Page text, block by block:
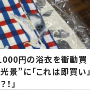
1000円の浴衣を衝動買
景”に「これは即買い」
」